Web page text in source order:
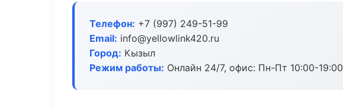
Телефон: +7 (997) 249-51-99
Email: info@yellowlink420.ru
Город: Кызыл
Режим работы: Онлайн 24/7, офис: Пн-Пт 10:00-19:00